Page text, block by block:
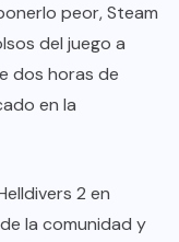
peor, Steam
del juego a
dos horas de
en la
2 en
la comunidad y